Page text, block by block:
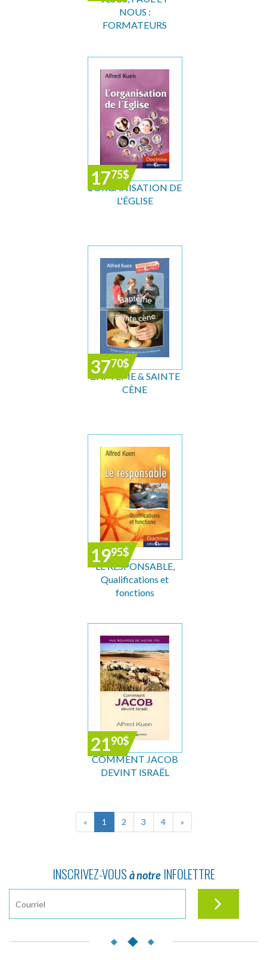
NOUS :
FORMATEURS
1775$
L'ORGANISATION DE
L'ÉGLISE
3770$
BAPTÊME & SAINTE
CÈNE
1995$
LE RESPONSABLE,
Qualifications et
fonctions
2190$
COMMENT JACOB
DEVINT ISRAËL
« 1 2 3 4 »
INSCRIVEZ-VOUS à notreINFOLETTRE